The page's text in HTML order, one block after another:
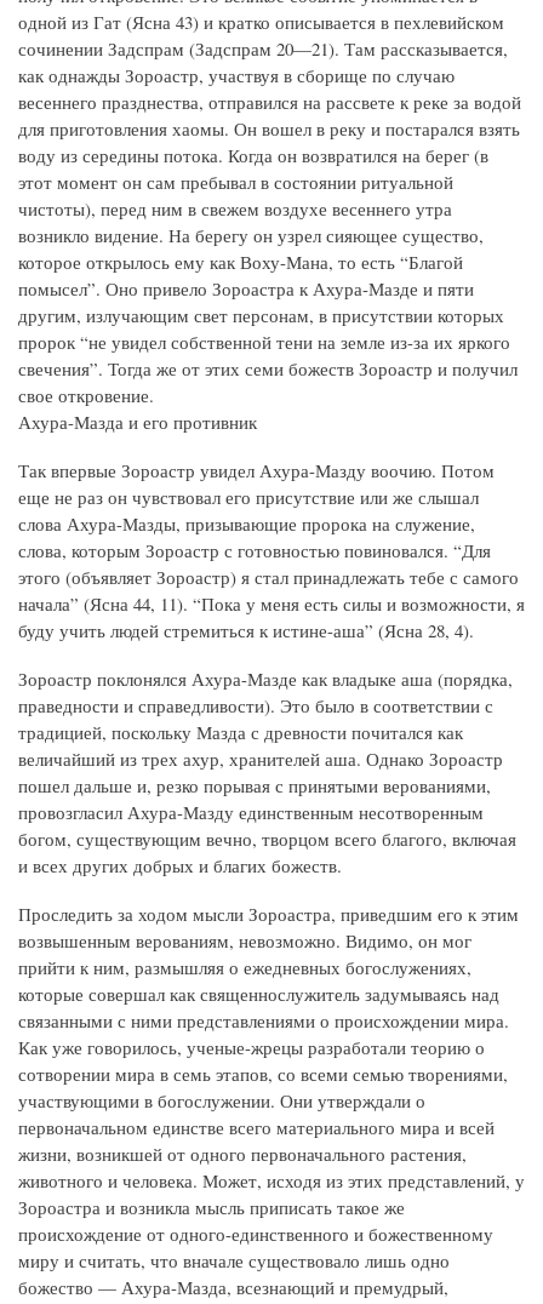
одной из Гат (Ясна 43) и кратко описывается в пехлевийском
сочинении Задспрам (Задспрам 20—21). Там рассказывается,
как однажды Зороастр, участвуя в сборище по случаю
весеннего празднества, отправился на рассвете к реке за водой
для приготовления хаомы. Он вошел в реку и постарался взять
воду из середины потока. Когда он возвратился на берег (в
этот момент он сам пребывал в состоянии ритуальной
чистоты), перед ним в свежем воздухе весеннего утра
возникло видение. На берегу он узрел сияющее существо,
которое открылось ему как Воху-Мана, то есть “Благой
помысел”. Оно привело Зороастра к Ахура-Мазде и пяти
другим, излучающим свет персонам, в присутствии которых
пророк “не увидел собственной тени на земле из-за их яркого
свечения”. Тогда же от этих семи божеств Зороастр и получил
свое откровение.
Ахура-Мазда и его противник
Так впервые Зороастр увидел Ахура-Мазду воочию. Потом
еще не раз он чувствовал его присутствие или же слышал
слова Ахура-Мазды, призывающие пророка на служение,
слова, которым Зороастр с готовностью повиновался. “Для
этого (объявляет Зороастр) я стал принадлежать тебе с самого
начала” (Ясна 44, 11). “Пока у меня есть силы и возможности, я
буду учить людей стремиться к истине-аша” (Ясна 28, 4).
Зороастр поклонялся Ахура-Мазде как владыке аша (порядка,
праведности и справедливости). Это было в соответствии с
традицией, поскольку Мазда с древности почитался как
величайший из трех ахур, хранителей аша. Однако Зороастр
пошел дальше и, резко порывая с принятыми верованиями,
провозгласил Ахура-Мазду единственным несотворенным
богом, существующим вечно, творцом всего благого, включая
и всех других добрых и благих божеств.
Проследить за ходом мысли Зороастра, приведшим его к этим
возвышенным верованиям, невозможно. Видимо, он мог
прийти к ним, размышляя о ежедневных богослужениях,
которые совершал как священнослужитель задумываясь над
связанными с ними представлениями о происхождении мира.
Как уже говорилось, ученые-жрецы разработали теорию о
сотворении мира в семь этапов, со всеми семью творениями,
участвующими в богослужении. Они утверждали о
первоначальном единстве всего материального мира и всей
жизни, возникшей от одного первоначального растения,
животного и человека. Может, исходя из этих представлений, у
Зороастра и возникла мысль приписать такое же
происхождение от одного-единственного и божественному
миру и считать, что вначале существовало лишь одно
божество — Ахура-Мазда, всезнающий и премудрый,